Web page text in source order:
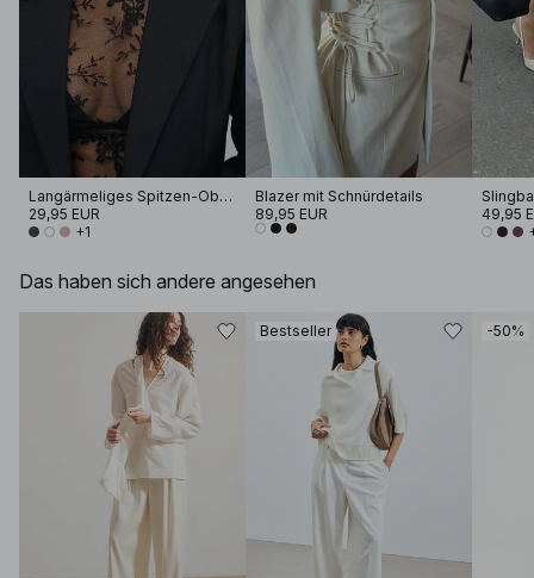
Langärmeliges Spitzen-Oberteil
29,95 EUR
+1
Blazer mit Schnürdetails
89,95 EUR
49,95
Das haben sich andere angesehen
Bestseller -50%